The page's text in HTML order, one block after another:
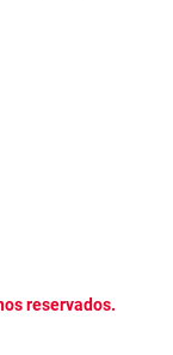
reservados.